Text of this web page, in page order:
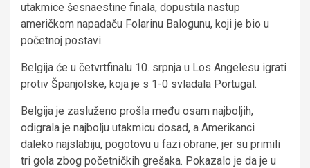
utakmice šesnaestine finala, dopustila nastup
američkom napadaču Folarinu Balogunu, koji je bio u
početnoj postavi.
Belgija će u četvrtfinalu 10. srpnja u Los Angelesu igrati
protiv Španjolske, koja je s 1-0 svladala Portugal.
Belgija je zasluženo prošla među osam najboljih,
odigrala je najbolju utakmicu dosad, a Amerikanci
daleko najslabiju, pogotovu u fazi obrane, jer su primili
tri gola zbog početničkih grešaka. Pokazalo je da je u